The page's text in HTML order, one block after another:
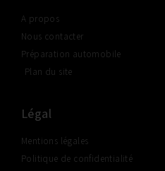
A propos
Nous contacter
Préparation automobile
Plan du site
Légal
Mentions légales
Politique de confidentialité